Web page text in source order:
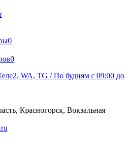
0
0
WA, TG / По будням c 09:00 до
Красногорск, Вокзальная